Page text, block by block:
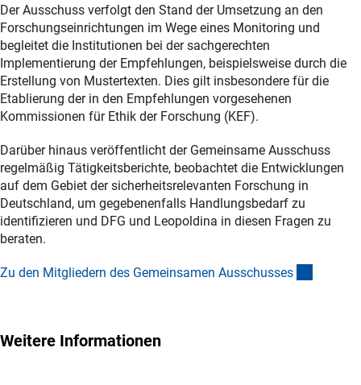
Der Ausschuss verfolgt den Stand der Umsetzung an den
Forschungseinrichtungen im Wege eines Monitoring und
begleitet die Institutionen bei der sachgerechten
Implementierung der Empfehlungen, beispielsweise durch die
Erstellung von Mustertexten. Dies gilt insbesondere für die
Etablierung der in den Empfehlungen vorgesehenen
Kommissionen für Ethik der Forschung (KEF).
Darüber hinaus veröffentlicht der Gemeinsame Ausschuss
regelmäßig Tätigkeitsberichte, beobachtet die Entwicklungen
auf dem Gebiet der sicherheitsrelevanten Forschung in
Deutschland, um gegebenenfalls Handlungsbedarf zu
identifizieren und DFG und Leopoldina in diesen Fragen zu
beraten.
Zu den Mitgliedern des Gemeinsamen Ausschusses
Weitere Informationen